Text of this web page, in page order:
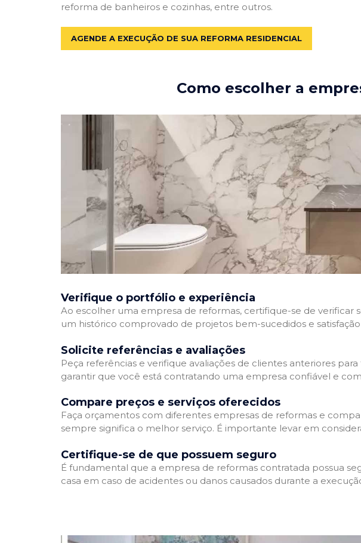
reforma de banheiros e cozinhas, entre outros.
AGENDE A EXECUÇÃO DE SUA REFORMA RESIDENCIAL
Como escolher a
Verifique o portfólio e experiência
Ao escolher uma empresa de reformas, certifique-se de
um histórico comprovado de projetos bem-sucedidos e
Solicite referências e avaliações
Peça referências e verifique avaliações de clientes anteriores
garantir que você está contratando uma empresa confiável e
Compare preços e serviços oferecidos
Faça orçamentos com diferentes empresas de reformas e
sempre significa o melhor serviço. É importante levar em
Certifique-se de que possuem seguro
É fundamental que a empresa de reformas contratada possua
casa em caso de acidentes ou danos causados durante a